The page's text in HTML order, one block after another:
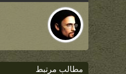
مطالب مرتبط